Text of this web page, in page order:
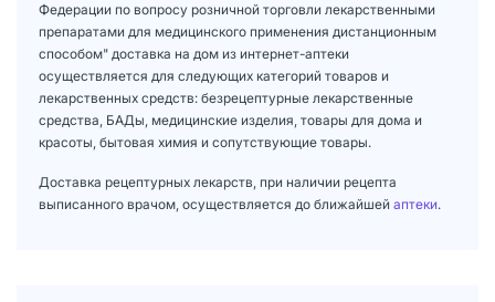
Федерации по вопросу розничной торговли лекарственными
препаратами для медицинского применения дистанционным
способом" доставка на дом из интернет-аптеки
осуществляется для следующих категорий товаров и
лекарственных средств: безрецептурные лекарственные
средства, БАДы, медицинские изделия, товары для дома и
красоты, бытовая химия и сопутствующие товары.
Доставка рецептурных лекарств, при наличии рецепта
выписанного врачом, осуществляется до ближайшей аптеки.